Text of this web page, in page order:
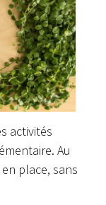
activités
Au
place, sans